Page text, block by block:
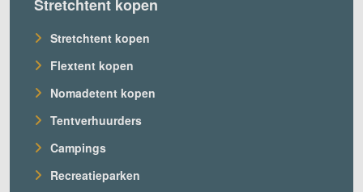
Stretchtent kopen
Stretchtent kopen
Flextent kopen
Nomadetent kopen
Tentverhuurders
Campings
Recreatieparken